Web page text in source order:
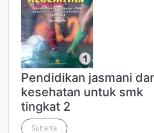
Pendidikan jasmani
kesehatan untuk smk
tingkat 2
Suharta